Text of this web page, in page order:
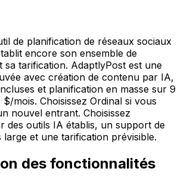
de planification de réseaux sociaux
encore son ensemble de
sa tarification. AdaptlyPost est une
avec création de contenu par IA,
et planification en masse sur 9
mois. Choisissez Ordinal si vous
nouvel entrant. Choisissez
des outils IA établis, un support de
et une tarification prévisible.
des fonctionnalités